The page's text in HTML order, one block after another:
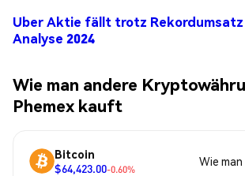
Uber Aktie fällt trotz Rekordumsatz
Analyse 2024
Wie man andere
Phemex kauft
Bitcoin
$64,423.00-0.60%
Wie